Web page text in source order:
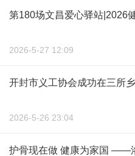
第180场文昌爱心驿站|2026
2026-5-27 12:09
开封市义工协会成功在三所
2026-5-26 23:04
护骨现在做 健康为家国 ——